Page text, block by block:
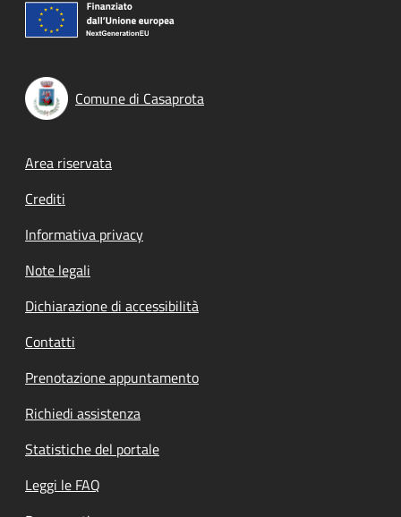
Comune di Casaprota
Footer menu
Area riservata
Crediti
Informativa privacy
Note legali
Dichiarazione di accessibilità
Contatti
Prenotazione appuntamento
Richiedi assistenza
Statistiche del portale
Leggi le FAQ